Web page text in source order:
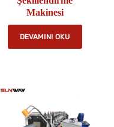
Makinesi
DEVAMINI OKU